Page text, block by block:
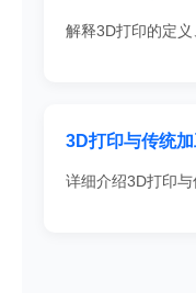
解释3D打印的定义
3D打印与传统
详细介绍3D打印与